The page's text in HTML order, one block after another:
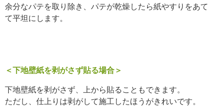
余分なパテを取り除き、パテが乾燥したら紙やすりをあて
て平坦にします。
＜下地壁紙を剥がさず貼る場合＞
下地壁紙を剥がさず、上から貼ることもできます。
ただし、仕上りは剥がして施工したほうがきれいです。